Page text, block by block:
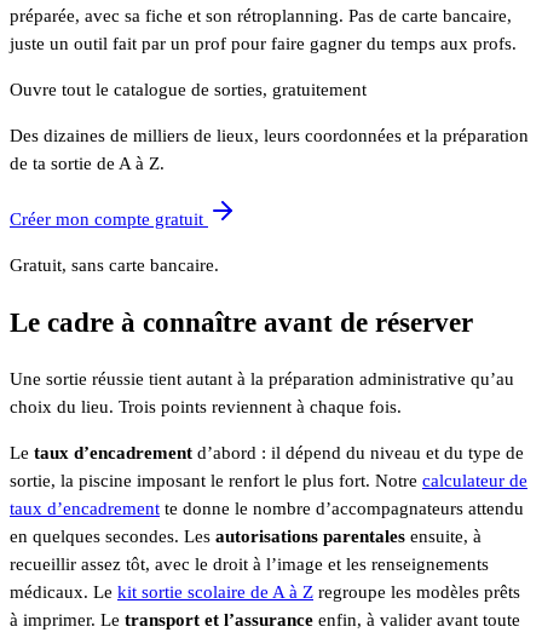
préparée, avec sa fiche et son rétroplanning. Pas de carte bancaire,
juste un outil fait par un prof pour faire gagner du temps aux profs.
Ouvre tout le catalogue de sorties, gratuitement
Des dizaines de milliers de lieux, leurs coordonnées et la préparation
de ta sortie de A à Z.
Créer mon compte gratuit
Gratuit, sans carte bancaire.
Le cadre à connaître avant de réserver
Une sortie réussie tient autant à la préparation administrative qu’au
choix du lieu. Trois points reviennent à chaque fois.
Le taux d’encadrement d’abord : il dépend du niveau et du type de
sortie, la piscine imposant le renfort le plus fort. Notre calculateur de
taux d’encadrement te donne le nombre d’accompagnateurs attendu
en quelques secondes. Les autorisations parentales ensuite, à
recueillir assez tôt, avec le droit à l’image et les renseignements
médicaux. Le kit sortie scolaire de A à Z regroupe les modèles prêts
à imprimer. Le transport et l’assurance enfin, à valider avant toute